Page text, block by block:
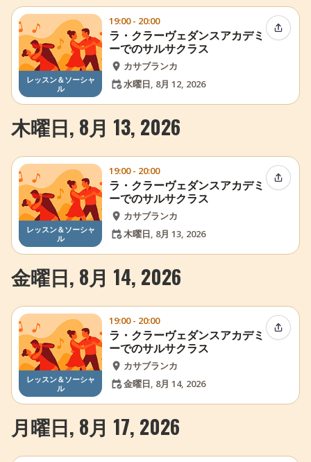
レッスン＆ソーシャ
ル
19:00 - 20:00
ラ・クラーヴェダンスアカデミ
ーでのサルサクラス
カサブランカ
水曜日, 8月 12, 2026
イベン
木曜日, 8月 13, 2026
レッスン＆ソーシャ
ル
19:00 - 20:00
ラ・クラーヴェダンスアカデミ
ーでのサルサクラス
カサブランカ
木曜日, 8月 13, 2026
イベン
金曜日, 8月 14, 2026
レッスン＆ソーシャ
ル
19:00 - 20:00
ラ・クラーヴェダンスアカデミ
ーでのサルサクラス
カサブランカ
金曜日, 8月 14, 2026
イベン
月曜日, 8月 17, 2026